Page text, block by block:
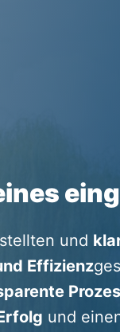
und
Effizienz
und